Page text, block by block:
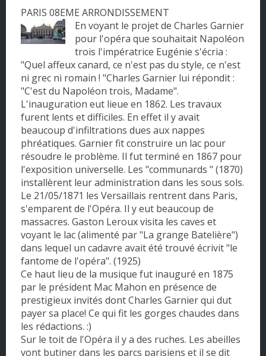
Pays de la Loire
Picardie
Poitou - Charentes
Provence - Alpes - Côte d'Azur
Rhône-Alpes
PARIS 08EME ARRONDISSEMENT
En voyant le projet de Charles Garnier
pour l'opéra que souhaitait Napoléon
trois l'impératrice Eugénie s'écria :
"Quel affeux canard, ce n'est pas du style, ce n'est
ni grec ni romain ! "Charles Garnier lui répondit :
"C'est du Napoléon trois, Madame".
L'inauguration eut lieue en 1862. Les travaux
furent lents et difficiles. En effet il y avait
beaucoup d'infiltrations dues aux nappes
phréatiques. Garnier fit construire un lac pour
résoudre le problème. Il fut terminé en 1867 pour
l'exposition universelle. Les "communards " (1870)
installèrent leur administration dans les sous sols.
Le 21/05/1871 les Versaillais rentrent dans Paris,
s'emparent de l'Opéra. Il y eut beaucoup de
massacres. Gaston Leroux visita les caves et
voyant le lac (alimenté par "La grange Batelière")
dans lequel un cadavre avait été trouvé écrivit "le
fantome de l'opéra". (1925)
Ce haut lieu de la musique fut inauguré en 1875
par le président Mac Mahon en présence de
prestigieux invités dont Charles Garnier qui dut
payer sa place! Ce qui fit les gorges chaudes dans
les rédactions. :)
Sur le toit de l'Opéra il y a des ruches. Les abeilles
vont butiner dans les parcs parisiens et il se dit